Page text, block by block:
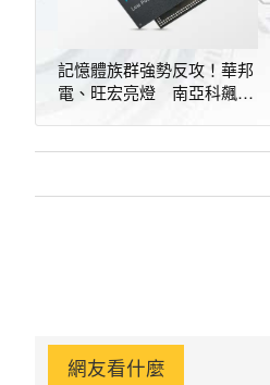
記憶體族群強勢反攻！華邦
電、旺宏亮燈 南亞科飆近
網友看什麼